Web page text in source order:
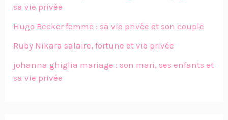
sa vie privée
Hugo Becker femme : sa vie privée et son couple
Ruby Nikara salaire, fortune et vie privée
johanna ghiglia mariage : son mari, ses enfants et
sa vie privée